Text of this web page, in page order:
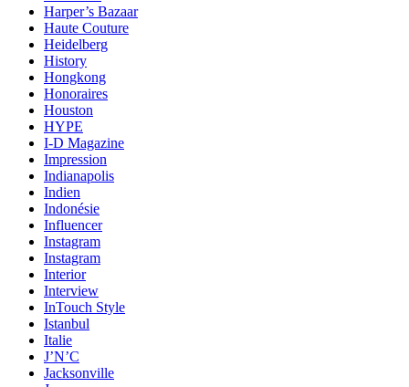
Harper’s Bazaar
Haute Couture
Heidelberg
History
Hongkong
Honoraires
Houston
HYPE
I-D Magazine
Impression
Indianapolis
Indien
Indonésie
Influencer
Instagram
Instagram
Interior
Interview
InTouch Style
Istanbul
Italie
J’N’C
Jacksonville